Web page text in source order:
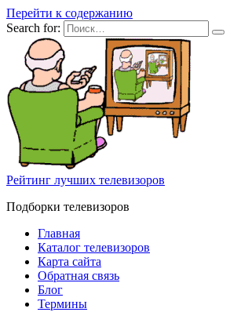
Перейти к содержанию
Search for:
Рейтинг лучших телевизоров
Подборки телевизоров
Главная
Каталог телевизоров
Карта сайта
Обратная связь
Блог
Термины